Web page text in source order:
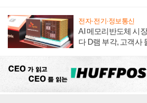
전자·전기·정보통신
AI 메모리반도체 시
다 D램 부각, 고객사